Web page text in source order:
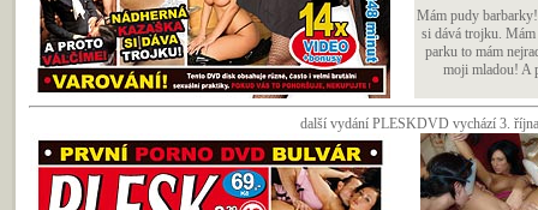
Mám pudy
si dává trojku.
parku to mám
moji mladou! A
další vydání PLESKDVD vychází 3.